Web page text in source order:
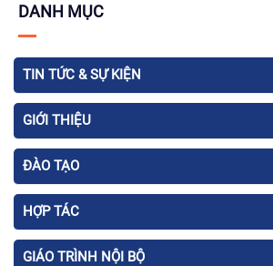
DANH MỤC
TIN TỨC & SỰ KIỆN
GIỚI THIỆU
ĐÀO TẠO
HỢP TÁC
GIÁO TRÌNH NỘI BỘ